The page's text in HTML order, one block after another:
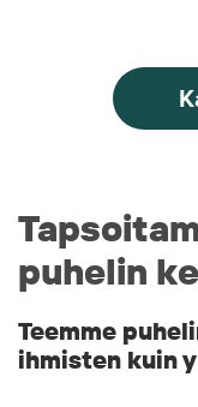
puhelin
Teemme
ihmisten kuin